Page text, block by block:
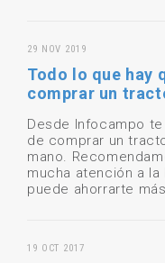
29 NOV 2019
Todo lo que hay
comprar un
Desde Infocampo
de comprar un
mano.
mucha atención a
puede ahorrarte
19 OCT 2017